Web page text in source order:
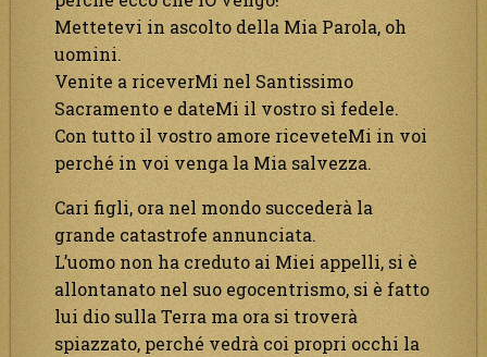
Mettetevi in ascolto della Mia Parola, oh
uomini.
Venite a riceverMi nel Santissimo
Sacramento e dateMi il vostro sì fedele.
Con tutto il vostro amore riceveteMi in voi
perché in voi venga la Mia salvezza.
Cari figli, ora nel mondo succederà la
grande catastrofe annunciata.
L’uomo non ha creduto ai Miei appelli, si è
allontanato nel suo egocentrismo, si è fatto
lui dio sulla Terra ma ora si troverà
spiazzato, perché vedrà coi propri occhi la